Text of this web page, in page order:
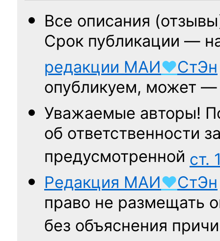
Все описания
Срок публикации —
редакции МАИ♥СтЭн
опубликуем, может
Уважаемые авторы!
об ответственности
предусмотренной ст.
Редакция МАИ♥СтЭн
право не размещать
без объяснения